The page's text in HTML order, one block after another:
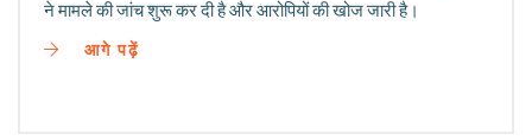
ने मामले की जांच शुरू कर दी है और आरोपियों की खोज जारी है।
आगे पढ़ें